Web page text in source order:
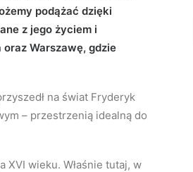
podążać dzięki
z jego życiem i
Warszawę, gdzie
na świat Fryderyk
– przestrzenią idealną do
XVI wieku. Właśnie tutaj, w